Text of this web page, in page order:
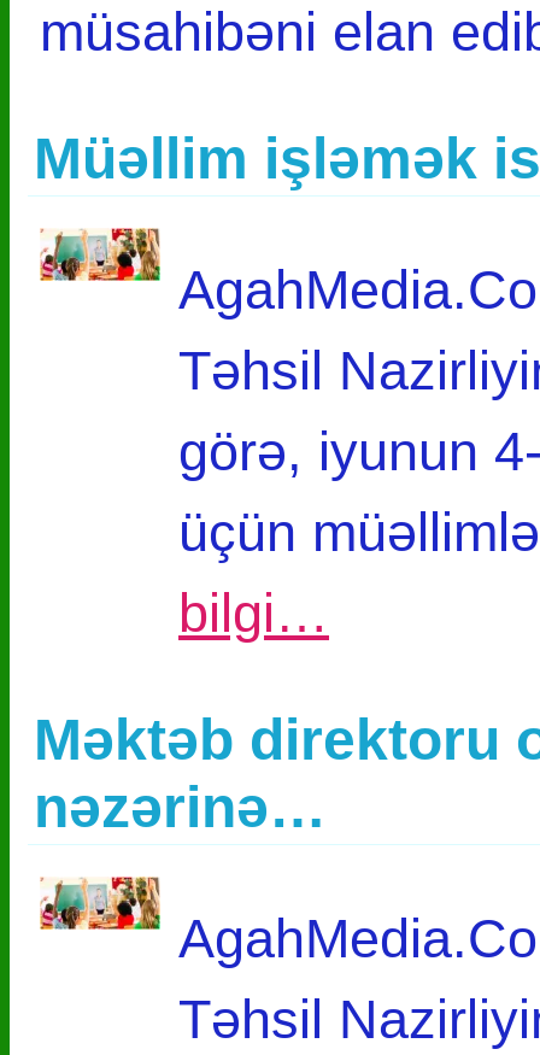
müsahibəni elan
Müəllim işləmək
Təhsil
görə, iyunun
üçün
bilgi…
Məktəb direktoru
nəzərinə…
Təhsil